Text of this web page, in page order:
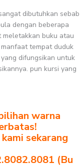
dibutuhkan sebab
dengan beberapa
meletakkan buku atau
tempat duduk
difungsikan untuk
pun kursi yang
warna
sekarang
(Bu